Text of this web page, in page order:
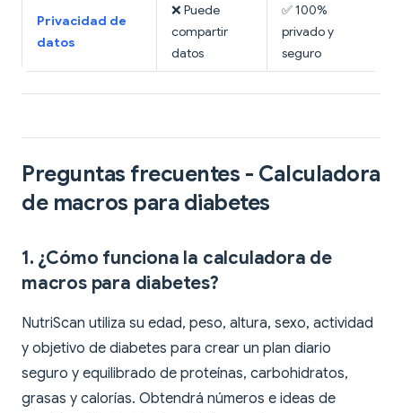
Privacidad de
datos
❌ Puede
compartir
datos
✅ 100%
privado y
seguro
Preguntas frecuentes - Calculadora
de macros para diabetes
1. ¿Cómo funciona la calculadora de
macros para diabetes?
NutriScan utiliza su edad, peso, altura, sexo, actividad
y objetivo de diabetes para crear un plan diario
seguro y equilibrado de proteínas, carbohidratos,
grasas y calorías. Obtendrá números e ideas de